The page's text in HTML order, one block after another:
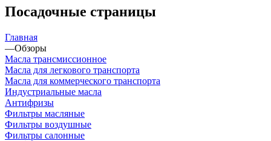
Посадочные страницы
Главная
—Обзоры
Масла трансмиссионное
Масла для легкового транспорта
Масла для коммерческого транспорта
Индустриальные масла
Антифризы
Фильтры масляные
Фильтры воздушные
Фильтры салонные